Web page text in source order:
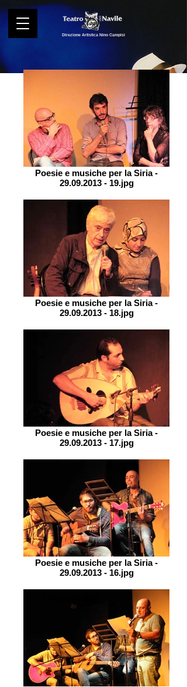
Direzione Artistica Nino Campisi
Poesie e musiche per la Siria -
29.09.2013 - 19.jpg
Poesie e musiche per la Siria -
29.09.2013 - 18.jpg
Poesie e musiche per la Siria -
29.09.2013 - 17.jpg
Poesie e musiche per la Siria -
29.09.2013 - 16.jpg